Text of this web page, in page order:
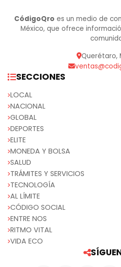
CódigoQro es un medio de
México, que ofrece
Querétaro,
SECCIONES
LOCAL
NACIONAL
GLOBAL
DEPORTES
ELITE
MONEDA Y BOLSA
SALUD
TRÁMITES Y SERVICIOS
TECNOLOGÍA
AL LÍMITE
CÓDIGO SOCIAL
ENTRE NOS
RITMO VITAL
VIDA ECO